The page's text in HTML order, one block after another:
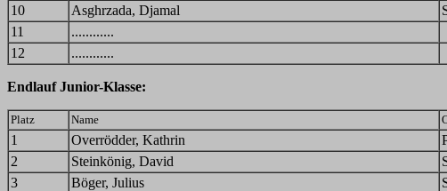
10
Asghrzada, Djamal
11
............
12
............
Endlauf Junior-Klasse:
Platz Name
1 Overrödder, Kathrin
2
Steinkönig, David
3
Böger, Julius